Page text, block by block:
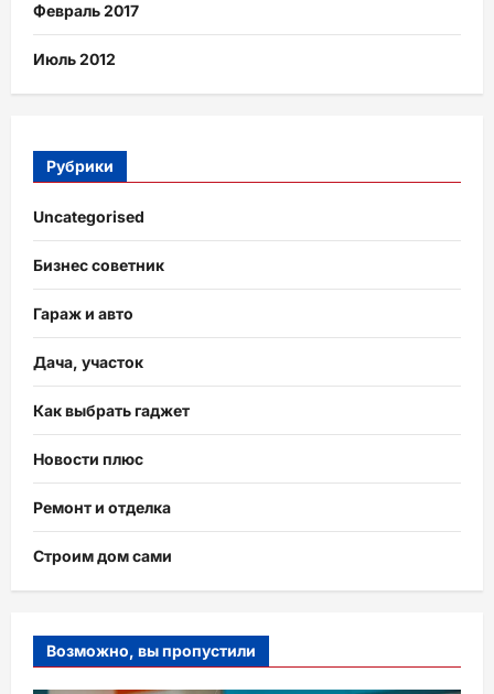
Февраль 2017
Июль 2012
Рубрики
Uncategorised
Бизнес советник
Гараж и авто
Дача, участок
Как выбрать гаджет
Новости плюс
Ремонт и отделка
Строим дом сами
Возможно, вы пропустили